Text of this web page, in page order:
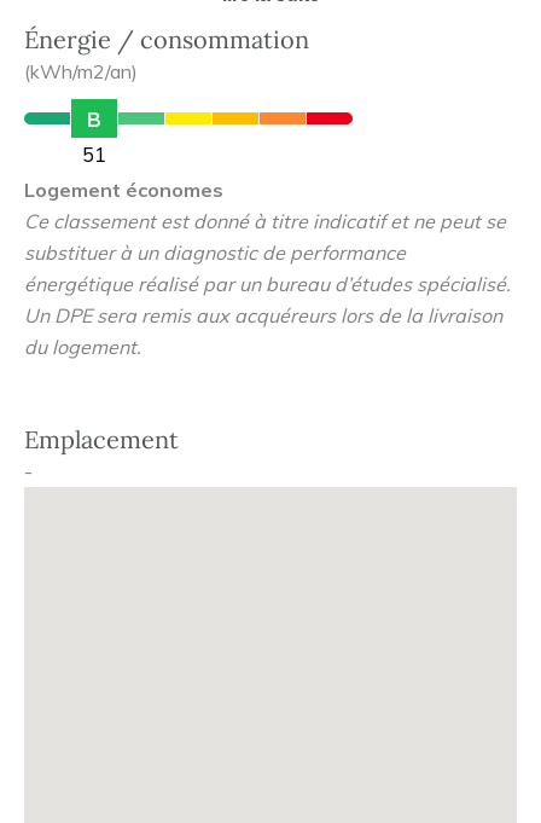
seulement quelques pas de l'hypercentre historique de
Vannes.
Énergie / consommation
(kWh/m2/an)
B
51
Logement économes
Ce classement est donné à titre indicatif et ne peut se
substituer à un diagnostic de performance
énergétique réalisé par un bureau d’études spécialisé.
Un DPE sera remis aux acquéreurs lors de la livraison
du logement.
Emplacement
-